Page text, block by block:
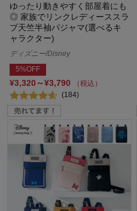
ゆったり動きやすく部屋着にも
◎ 家族でリンクレディーススラ
ブ天竺半袖パジャマ(選べるキ
ャラクター)
ディズニー/Disney
5%OFF
¥3,320～¥3,790
（税込）
(184)